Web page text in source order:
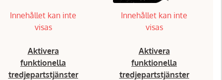
Innehållet kan inte
visas
Aktivera
funktionella
tredjepartstjänster
Innehållet kan inte
visas
Aktivera
funktionella
tredjepartstjänster